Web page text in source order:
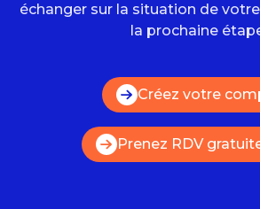
échanger sur la situation de
la prochaine
Créez votre
Prenez RDV